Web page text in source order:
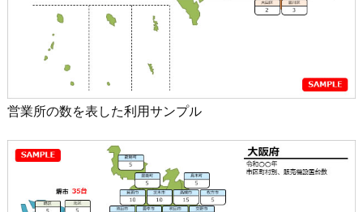
営業所の数を表した利用サンプル